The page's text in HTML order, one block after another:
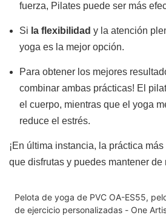
fuerza, Pilates puede ser más
Si la flexibilidad y la atención
yoga es la mejor opción.
Para obtener los mejores
combinar ambas prácticas! El
el cuerpo, mientras que el yoga
reduce el estrés.
¡En última instancia, la práctica
que disfrutas y puedes mantener de
Pelota de yoga de PVC OA-ES55,
de ejercicio personalizadas - One